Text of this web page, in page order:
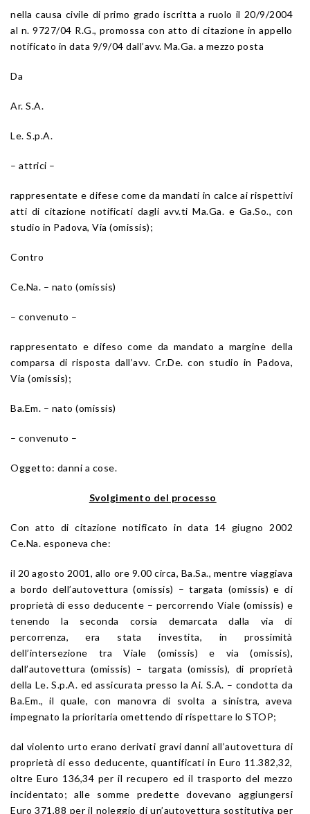
nella causa civile di primo grado iscritta a ruolo il 20/9/2004
al n. 9727/04 R.G., promossa con atto di citazione in appello
notificato in data 9/9/04 dall’avv. Ma.Ga. a mezzo posta
Da
Ar. S.A.
Le. S.p.A.
– attrici –
rappresentate e difese come da mandati in calce ai rispettivi
atti di citazione notificati dagli avv.ti Ma.Ga. e Ga.So., con
studio in Padova, Via (omissis);
Contro
Ce.Na. – nato (omissis)
– convenuto –
rappresentato e difeso come da mandato a margine della
comparsa di risposta dall’avv. Cr.De. con studio in Padova,
Via (omissis);
Ba.Em. – nato (omissis)
– convenuto –
Oggetto: danni a cose.
Svolgimento del processo
Con atto di citazione notificato in data 14 giugno 2002
Ce.Na. esponeva che:
il 20 agosto 2001, allo ore 9.00 circa, Ba.Sa., mentre viaggiava
a bordo dell’autovettura (omissis) – targata (omissis) e di
proprietà di esso deducente – percorrendo Viale (omissis) e
tenendo la seconda corsia demarcata dalla via di
percorrenza, era stata investita, in prossimità
dell’intersezione tra Viale (omissis) e via (omissis),
dall’autovettura (omissis) – targata (omissis), di proprietà
della Le. S.p.A. ed assicurata presso la Ai. S.A. – condotta da
Ba.Em., il quale, con manovra di svolta a sinistra, aveva
impegnato la prioritaria omettendo di rispettare lo STOP;
dal violento urto erano derivati gravi danni all’autovettura di
proprietà di esso deducente, quantificati in Euro 11.382,32,
oltre Euro 136,34 per il recupero ed il trasporto del mezzo
incidentato; alle somme predette dovevano aggiungersi
Euro 371,88 per il noleggio di un’autovettura sostitutiva per